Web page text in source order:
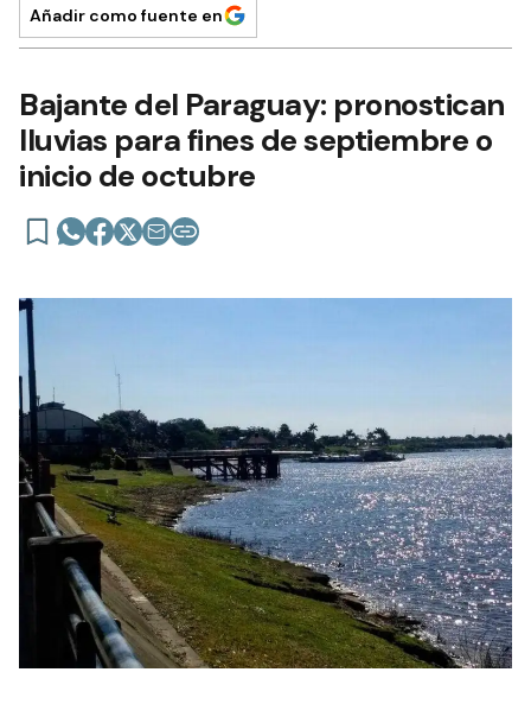
Añadir como fuente en
Bajante del Paraguay: pronostican
lluvias para fines de septiembre o
inicio de octubre